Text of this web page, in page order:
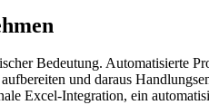
Bedeutung. Automatisierte
aufbereiten und daraus
Excel-Integration, ein